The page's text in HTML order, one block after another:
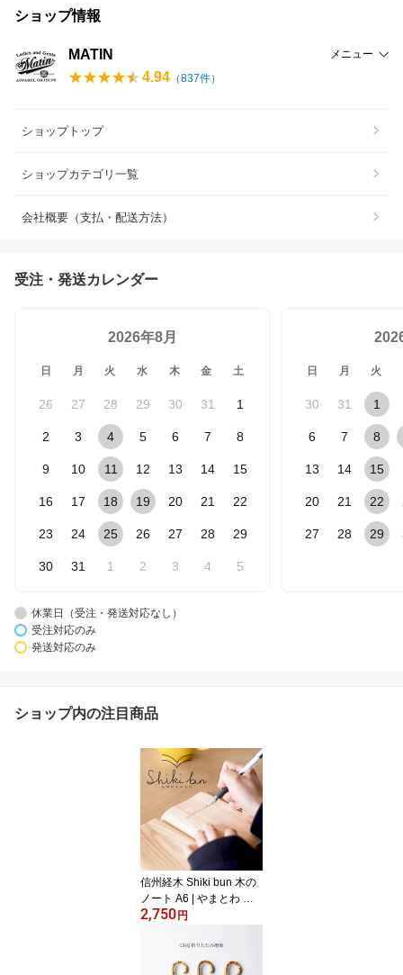
ショップ情報
MATIN メニュー
4.94 （837件）
ショップトップ
ショップカテゴリ一覧
会社概要（支払・配送方法）
受注・発送カレンダー
2026年8月
日 月 火 水 木 金 土
26 27 28 29 30 31 1
2 3 4 5 6 7 8
9 10 11 12 13 14 15
16 17 18 19 20 21 22
23 24 25 26 27 28 29
30 31 1 2 3 4 5
日 月 火
30 31 1
6 7 8
13 14 15
20 21 22
27 28 29
休業日（受注・発送対応なし）
受注対応のみ
発送対応のみ
ショップ内の注目商品
信州経木 Shiki bun 木の
ノート A6 | やまとわ 紙
木 御朱印帳 伊那谷アカ
文具 ギフト シキ
2,750 円